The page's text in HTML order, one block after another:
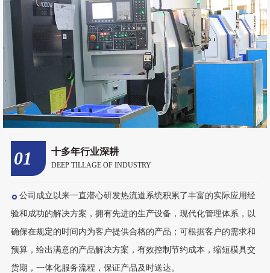
预算，给出满意的产品解决方案，有效控制节约成本，缩短模具交
货期，一体化服务流程，保证产品及时送达。
02 自主知识产权
INTELLECTUAL PROPERTY